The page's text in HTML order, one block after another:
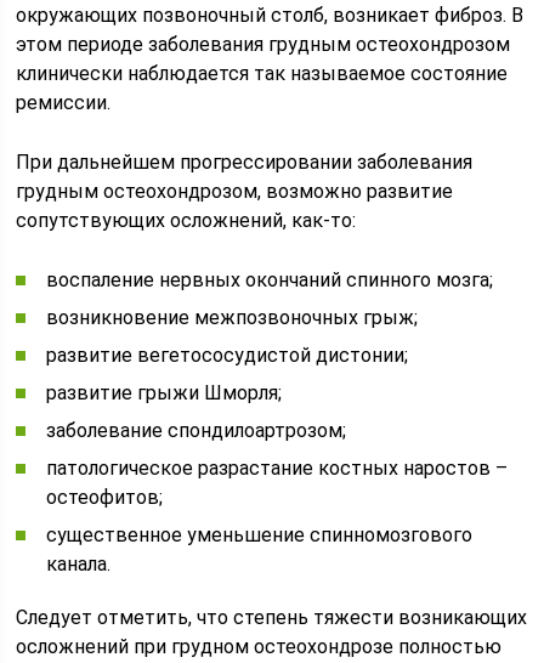
окружающих позвоночный столб, возникает фиброз. В
этом периоде заболевания грудным остеохондрозом
клинически наблюдается так называемое состояние
ремиссии.
При дальнейшем прогрессировании заболевания
грудным остеохондрозом, возможно развитие
сопутствующих осложнений, как-то:
воспаление нервных окончаний спинного мозга;
возникновение межпозвоночных грыж;
развитие вегетососудистой дистонии;
развитие грыжи Шморля;
заболевание спондилоартрозом;
патологическое разрастание костных наростов –
остеофитов;
существенное уменьшение спинномозгового
канала.
Следует отметить, что степень тяжести возникающих
осложнений при грудном остеохондрозе полностью